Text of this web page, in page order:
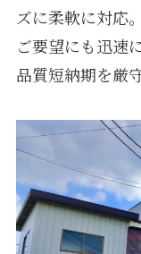
ズに柔軟に対応。
ご要望にも迅速
品質短納期を厳